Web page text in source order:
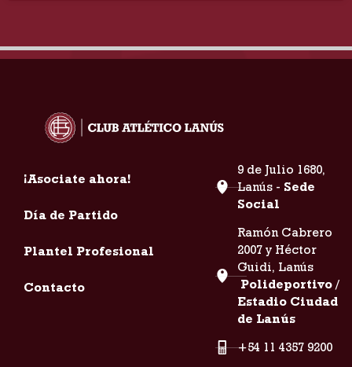
¡Asociate ahora!
Día de Partido
Plantel Profesional
Contacto
9 de Julio 1680,
Lanús - Sede
Social
Ramón Cabrero
2007 y Héctor
Guidi, Lanús
Polideportivo /
Estadio Ciudad
de Lanús
+54 11 4357 9200